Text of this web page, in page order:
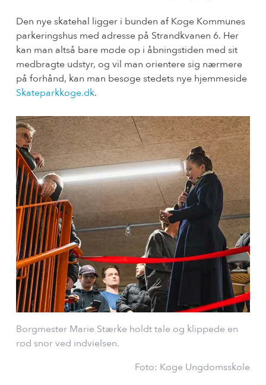
Den nye skatehal ligger i bunden af Køge Kommunes
parkeringshus med adresse på Strandkvanen 6. Her
kan man altså bare møde op i åbningstiden med sit
medbragte udstyr, og vil man orientere sig nærmere
på forhånd, kan man besøge stedets nye hjemmeside
Skateparkkøge.dk.
Borgmester Marie Stærke holdt tale og klippede en
rød snor ved indvielsen.
Foto: Køge Ungdomsskole